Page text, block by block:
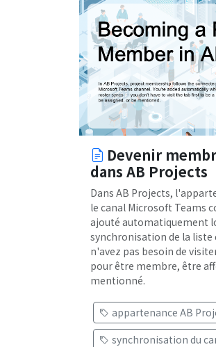
Devenir
dans AB Projects
Dans AB Projects,
le canal Microsoft Teams
ajouté automatiquement
synchronisation de la
n'avez pas besoin de
pour être membre, être
mentionné.
appartenance AB
synchronisation du